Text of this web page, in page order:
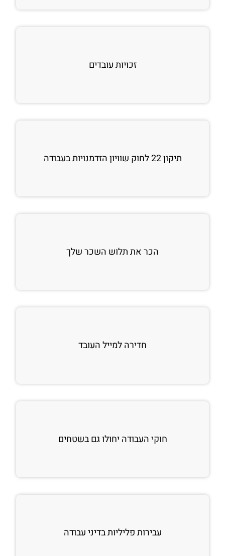
זכויות עובדים
תיקון 22 לחוק שוויון הזדמנויות בעבודה
הכר את תלוש השכר שלך
חדירה למייל העובד
חוקי העבודה יחולו גם בשטחים
עבירות פליליות בדיני עבודה